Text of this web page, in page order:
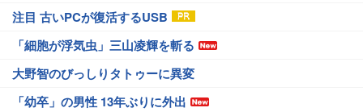
注目 古いPCが復活するUSB
「細胞が浮気虫」三山凌輝を斬る
大野智のびっしりタトゥーに異変
「幼卒」の男性 13年ぶりに外出